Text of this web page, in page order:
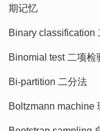
期记忆
Binary classification
Binomial test 二项检
Bi-partition 二分法
Boltzmann machine